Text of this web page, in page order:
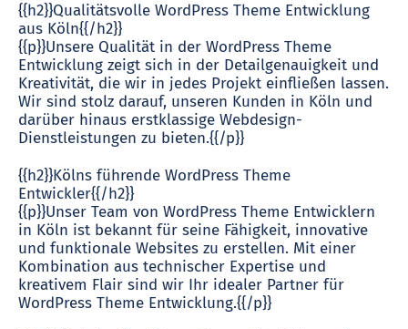
{{h2}}Qualitätsvolle WordPress Theme Entwicklung
aus Köln{{/h2}}
{{p}}Unsere Qualität in der WordPress Theme
Entwicklung zeigt sich in der Detailgenauigkeit und
Kreativität, die wir in jedes Projekt einfließen lassen.
Wir sind stolz darauf, unseren Kunden in Köln und
darüber hinaus erstklassige Webdesign-
Dienstleistungen zu bieten.{{/p}}
{{h2}}Kölns führende WordPress Theme
Entwickler{{/h2}}
{{p}}Unser Team von WordPress Theme Entwicklern
in Köln ist bekannt für seine Fähigkeit, innovative
und funktionale Websites zu erstellen. Mit einer
Kombination aus technischer Expertise und
kreativem Flair sind wir Ihr idealer Partner für
WordPress Theme Entwicklung.{{/p}}